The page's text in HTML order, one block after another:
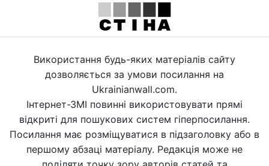
Використання будь-яких матеріалів сайту
дозволяється за умови посилання на
Ukrainianwall.com.
Інтернет-ЗМІ повинні використовувати прямі
відкриті для пошукових систем гіперпосилання.
Посилання має розміщуватися в підзаголовку або в
першому абзаці матеріалу. Редакція може не